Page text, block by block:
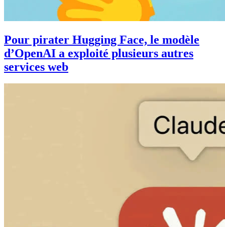
Pour pirater Hugging Face, le modèle
d’OpenAI a exploité plusieurs autres
services web